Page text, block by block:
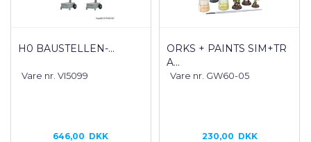
H0 BAUSTELLEN-...
Vare nr. VI5099
646,00 DKK
ORKS + PAINTS SIM+TR
A...
Vare nr. GW60-05
230,00 DKK